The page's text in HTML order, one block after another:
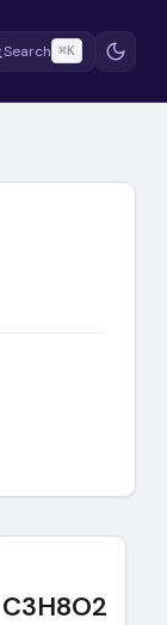
Search ⌘K
C3H8O2